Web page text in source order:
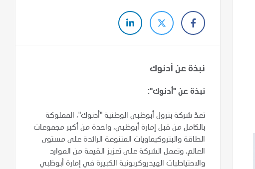
نبذة عن أدنوك
نبذة عن "أدنوك":
تعدّ شركة بترول أبوظبي الوطنية "أدنوك"، المملوكة
بالكامل من قبل إمارة أبوظبي، واحدة من أكبر مجموعات
الطاقة والبتروكيماويات المتنوعة الرائدة على مستوى
العالم. وتعمل الشركة على تعزيز القيمة من الموارد
والاحتياطيات الهيدروكربونية الكبيرة في إمارة أبوظبي